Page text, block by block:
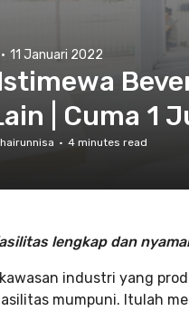
· 11 Januari 2022
| Cuma 1
· 4 minutes read
lengkap dan
industri yang
mumpuni. Itulah